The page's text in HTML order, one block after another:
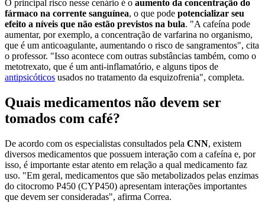
O principal risco nesse cenário é o aumento da concentração do
fármaco na corrente sanguínea, o que pode potencializar seu
efeito a níveis que não estão previstos na bula. "A cafeína pode
aumentar, por exemplo, a concentração de varfarina no organismo,
que é um anticoagulante, aumentando o risco de sangramentos", cita
o professor. "Isso acontece com outras substâncias também, como o
metotrexato, que é um anti-inflamatório, e alguns tipos de
antipsicóticos usados no tratamento da esquizofrenia", completa.
Quais medicamentos não devem ser
tomados com café?
De acordo com os especialistas consultados pela CNN, existem
diversos medicamentos que possuem interação com a cafeína e, por
isso, é importante estar atento em relação a qual medicamento faz
uso. "Em geral, medicamentos que são metabolizados pelas enzimas
do citocromo P450 (CYP450) apresentam interações importantes
que devem ser consideradas", afirma Correa.